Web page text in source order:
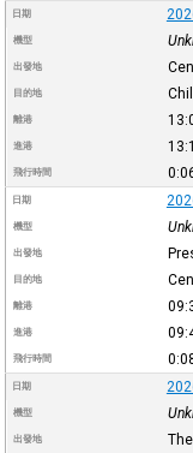
日期
機型
出發地
目的地
離港
進港
飛行時間
日期
機型
出發地
目的地
離港
進港
飛行時間
日期
機型
出發地